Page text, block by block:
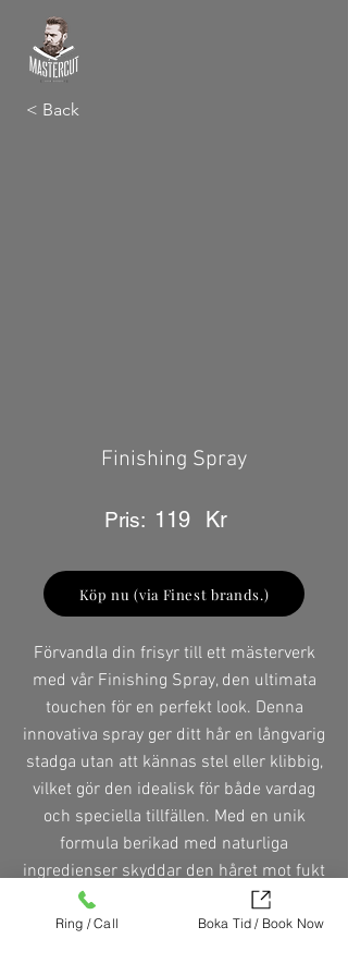
< Back
Finishing Spray
Pris: 119 Kr
Köp nu (via Finest brands.)
Förvandla din frisyr till ett mästerverk
med vår Finishing Spray, den ultimata
touchen för en perfekt look. Denna
innovativa spray ger ditt hår en långvarig
stadga utan att kännas stel eller klibbig,
vilket gör den idealisk för både vardag
och speciella tillfällen. Med en unik
formula berikad med naturliga
ingredienser skyddar den håret mot fukt
och friss, samtidigt som den ger en
strålande glans. Finishing Spray är lätt
Ring / Call Boka Tid / Book Now